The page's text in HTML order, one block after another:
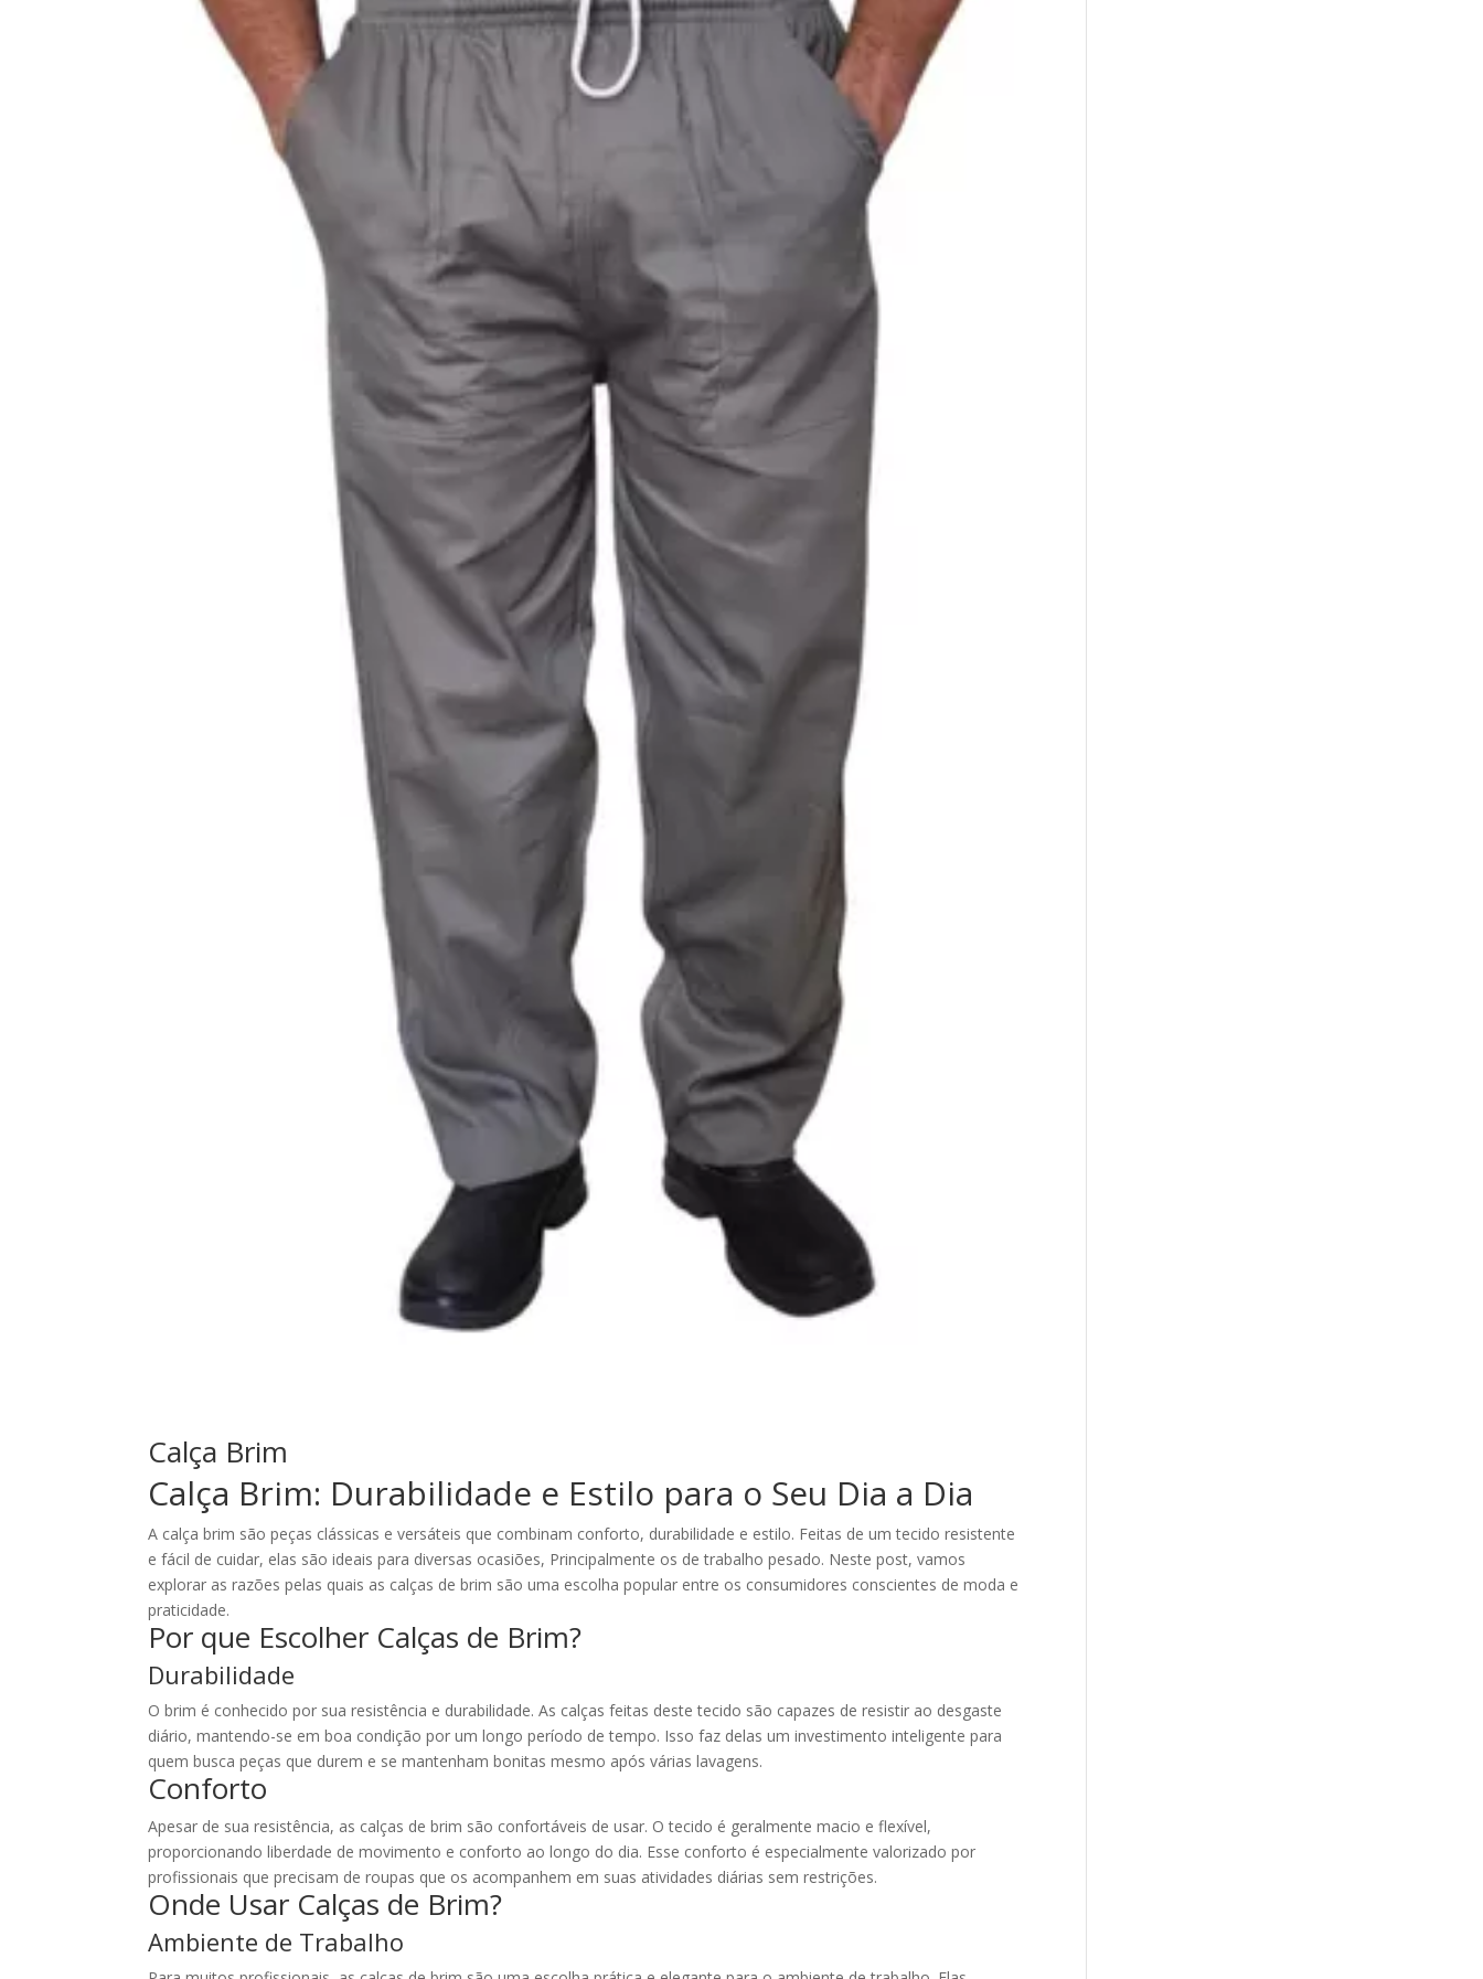
Calça Brim
Calça Brim: Durabilidade e Estilo para o Seu Dia a Dia
A calça brim são peças clássicas e versáteis que combinam conforto, durabilidade e estilo. Feitas de um tecido resistente
e fácil de cuidar, elas são ideais para diversas ocasiões, Principalmente os de trabalho pesado. Neste post, vamos
explorar as razões pelas quais as calças de brim são uma escolha popular entre os consumidores conscientes de moda e
praticidade.
Por que Escolher Calças de Brim?
Durabilidade
O brim é conhecido por sua resistência e durabilidade. As calças feitas deste tecido são capazes de resistir ao desgaste
diário, mantendo-se em boa condição por um longo período de tempo. Isso faz delas um investimento inteligente para
quem busca peças que durem e se mantenham bonitas mesmo após várias lavagens.
Conforto
Apesar de sua resistência, as calças de brim são confortáveis de usar. O tecido é geralmente macio e flexível,
proporcionando liberdade de movimento e conforto ao longo do dia. Esse conforto é especialmente valorizado por
profissionais que precisam de roupas que os acompanhem em suas atividades diárias sem restrições.
Onde Usar Calças de Brim?
Ambiente de Trabalho